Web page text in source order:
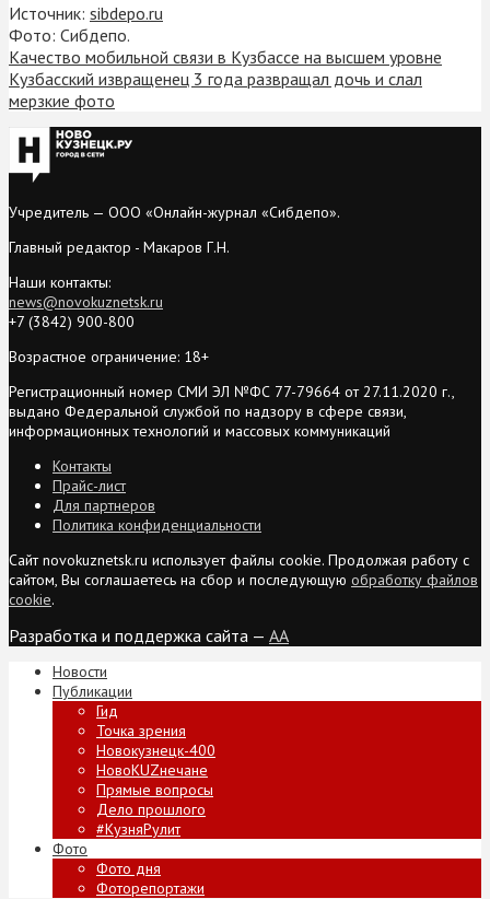
Источник: sibdepo.ru
Фото: Сибдепо.
Качество мобильной связи в Кузбассе на высшем уровне
Кузбасский извращенец 3 года развращал дочь и слал
мерзкие фото
Учредитель — ООО «Онлайн-журнал «Сибдепо».
Главный редактор - Макаров Г.Н.
Наши контакты:
news@novokuznetsk.ru
+7 (3842) 900-800
Возрастное ограничение: 18+
Регистрационный номер СМИ ЭЛ №ФС 77-79664 от 27.11.2020 г.,
выдано Федеральной службой по надзору в сфере связи,
информационных технологий и массовых коммуникаций
Контакты
Прайс-лист
Для партнеров
Политика конфиденциальности
Сайт novokuznetsk.ru использует файлы cookie. Продолжая работу с
сайтом, Вы соглашаетесь на сбор и последующую обработку файлов
cookie.
Разработка и поддержка сайта — AA
Новости
Публикации
Гид
Точка зрения
Новокузнецк-400
НовоKUZнечане
Прямые вопросы
Дело прошлого
#КузняРулит
Фото
Фото дня
Фоторепортажи